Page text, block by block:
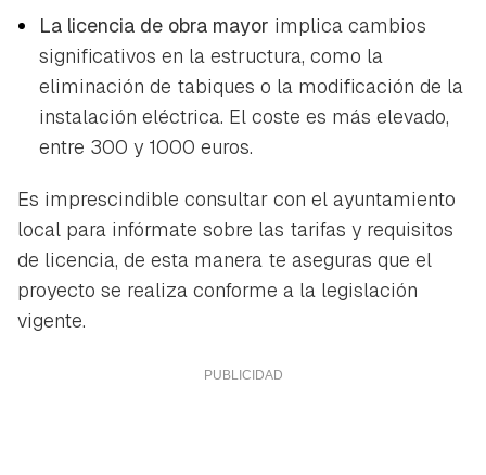
La licencia de obra mayor implica cambios
significativos en la estructura, como la
eliminación de tabiques o la modificación de la
instalación eléctrica. El coste es más elevado,
entre 300 y 1000 euros.
Es imprescindible consultar con el ayuntamiento
local para infórmate sobre las tarifas y requisitos
de licencia, de esta manera te aseguras que el
proyecto se realiza conforme a la legislación
vigente.